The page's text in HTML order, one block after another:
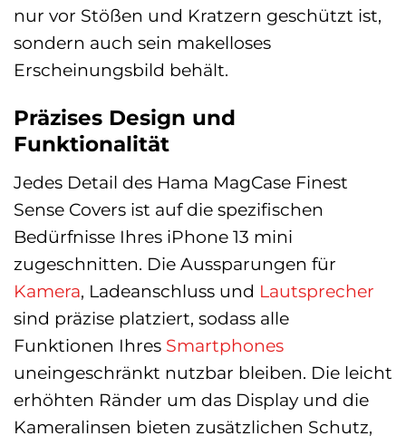
nur vor Stößen und Kratzern geschützt ist,
sondern auch sein makelloses
Erscheinungsbild behält.
Präzises Design und
Funktionalität
Jedes Detail des Hama MagCase Finest
Sense Covers ist auf die spezifischen
Bedürfnisse Ihres iPhone 13 mini
zugeschnitten. Die Aussparungen für
Kamera, Ladeanschluss und Lautsprecher
sind präzise platziert, sodass alle
Funktionen Ihres Smartphones
uneingeschränkt nutzbar bleiben. Die leicht
erhöhten Ränder um das Display und die
Kameralinsen bieten zusätzlichen Schutz,